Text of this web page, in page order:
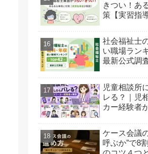
きつい！あ
策【実習指
社会福祉士
い職場ラン
最新公式調
児童相談所
レる？｜児
カー経験者
ケース会議
呼ぶか”で8